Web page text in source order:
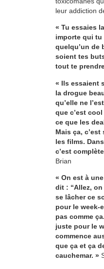
leur addiction
« Tu essaies
importe qui tu
quelqu’un de
soient tes
tout te
« Ils essaient
la drogue
qu’elle ne
que c’est
ce que les
Mais ça,
les films.
c’est
Brian
« On est à
dit : “Allez,
se lâcher ce
pour le week-
pas comme
juste pour le
commence
que ça et ça
cauchemar. »